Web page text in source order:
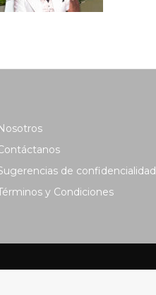
Nosotros
de confidencialidad
y Condiciones